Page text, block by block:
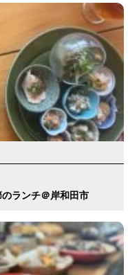
ランチ＠岸和田市